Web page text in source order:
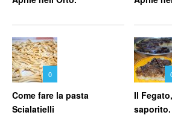
0
Come fare la pasta
Scialatielli
Il
saporito.